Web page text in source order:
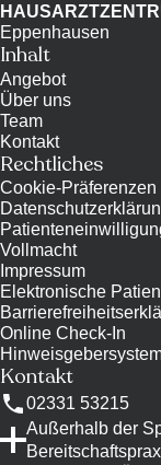
Eppenhausen
Inhalt
Angebot
Über uns
Team
Kontakt
Rechtliches
Cookie-Präferenzen
Vollmacht
Impressum
Elektronische
Online Check-In
Kontakt
02331 53215
Außerhalb der